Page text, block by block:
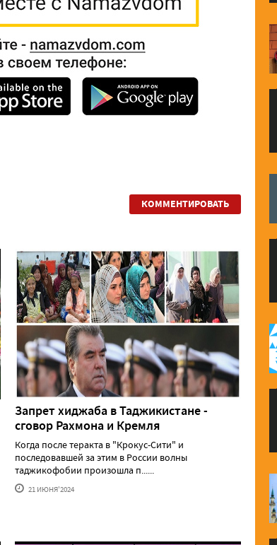
КОММЕНТИРОВАТЬ
Запрет хиджаба в Таджикистане -
сговор Рахмона и Кремля
Когда после теракта в "Крокус-Сити" и
последовавшей за этим в России волны
таджикофобии произошла п......
21 ИЮНЯ'2024